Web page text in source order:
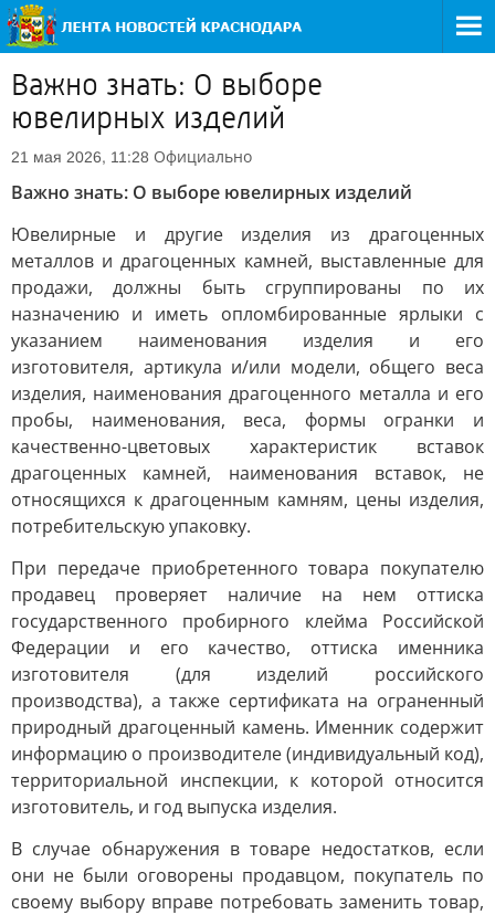
Важно знать: О выборе
ювелирных изделий
21 мая 2026, 11:28 Официально
Важно знать: О выборе ювелирных изделий
Ювелирные и другие изделия из драгоценных
металлов и драгоценных камней, выставленные для
продажи, должны быть сгруппированы по их
назначению и иметь опломбированные ярлыки с
указанием наименования изделия и его
изготовителя, артикула и/или модели, общего веса
изделия, наименования драгоценного металла и его
пробы, наименования, веса, формы огранки и
качественно-цветовых характеристик вставок
драгоценных камней, наименования вставок, не
относящихся к драгоценным камням, цены изделия,
потребительскую упаковку.
При передаче приобретенного товара покупателю
продавец проверяет наличие на нем оттиска
государственного пробирного клейма Российской
Федерации и его качество, оттиска именника
изготовителя (для изделий российского
производства), а также сертификата на ограненный
природный драгоценный камень. Именник содержит
информацию о производителе (индивидуальный код),
территориальной инспекции, к которой относится
изготовитель, и год выпуска изделия.
В случае обнаружения в товаре недостатков, если
они не были оговорены продавцом, покупатель по
своему выбору вправе потребовать заменить товар,